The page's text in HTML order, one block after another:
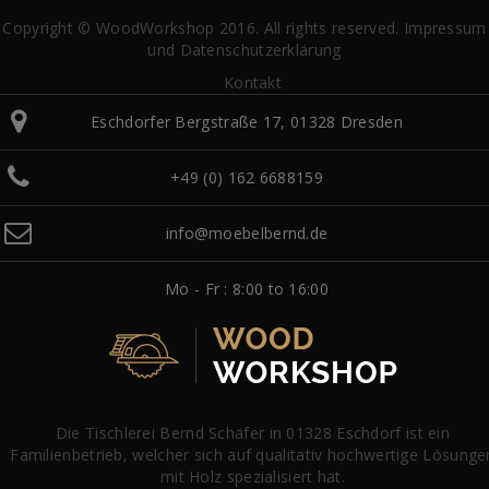
Copyright © WoodWorkshop 2016. All rights reserved. Impressum
und Datenschutzerklärung
Kontakt
Eschdorfer Bergstraße 17, 01328 Dresden
+49 (0) 162 6688159
info@moebelbernd.de
Mo - Fr : 8:00 to 16:00
Die Tischlerei Bernd Schäfer in 01328 Eschdorf ist ein
Familienbetrieb, welcher sich auf qualitativ hochwertige
mit Holz spezialisiert hat.